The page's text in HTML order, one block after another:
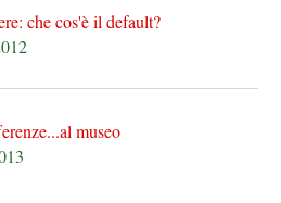
che cos'è il default?
museo